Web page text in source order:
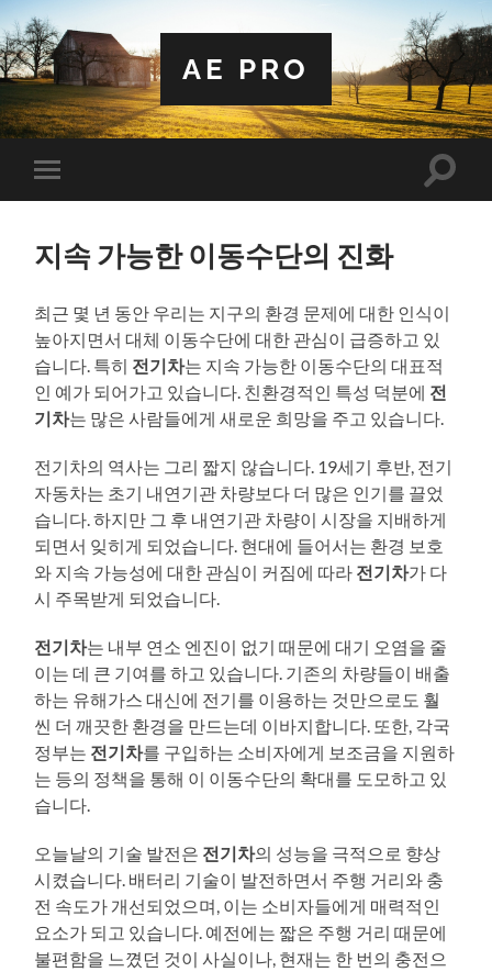
AE PRO
Toggle
mobile
Toggle
지속 가능한 이동수단의 진화
최근 몇 년 동안 우리는 지구의 환경 문제에 대한 인식이
높아지면서 대체 이동수단에 대한 관심이 급증하고 있
습니다. 특히 전기차는 지속 가능한 이동수단의 대표적
인 예가 되어가고 있습니다. 친환경적인 특성 덕분에 전
기차는 많은 사람들에게 새로운 희망을 주고 있습니다.
전기차의 역사는 그리 짧지 않습니다. 19세기 후반, 전기
자동차는 초기 내연기관 차량보다 더 많은 인기를 끌었
습니다. 하지만 그 후 내연기관 차량이 시장을 지배하게
되면서 잊히게 되었습니다. 현대에 들어서는 환경 보호
와 지속 가능성에 대한 관심이 커짐에 따라 전기차가 다
시 주목받게 되었습니다.
전기차는 내부 연소 엔진이 없기 때문에 대기 오염을 줄
이는 데 큰 기여를 하고 있습니다. 기존의 차량들이 배출
하는 유해가스 대신에 전기를 이용하는 것만으로도 훨
씬 더 깨끗한 환경을 만드는데 이바지합니다. 또한, 각국
정부는 전기차를 구입하는 소비자에게 보조금을 지원하
는 등의 정책을 통해 이 이동수단의 확대를 도모하고 있
습니다.
오늘날의 기술 발전은 전기차의 성능을 극적으로 향상
시켰습니다. 배터리 기술이 발전하면서 주행 거리와 충
전 속도가 개선되었으며, 이는 소비자들에게 매력적인
요소가 되고 있습니다. 예전에는 짧은 주행 거리 때문에
불편함을 느꼈던 것이 사실이나, 현재는 한 번의 충전으